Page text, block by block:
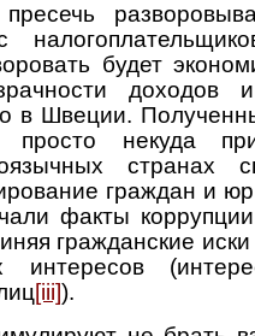
будет
доходов
в Швеции.
просто некуда
странах
граждан и
факты
гражданские
интересов
[iii]).